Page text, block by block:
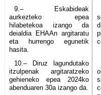
9.– Eskabideak
aurkezteko epea
hilabetekoa izango da
deialdia EHAAn argitaratu
eta hurrengo egunetik
hasita.
10.– Diruz lagundutako
itzulpenak argitaratzeko
gehieneko epea 2024ko
abenduaren 30a izango da.